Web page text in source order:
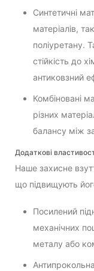
Синтетичні
матеріалів,
поліуретану.
стійкість до
антиковзний
Комбіновані
різних
балансу між
Додаткові
Наше захисне
що підвищують
Посилений
механічних
металу або